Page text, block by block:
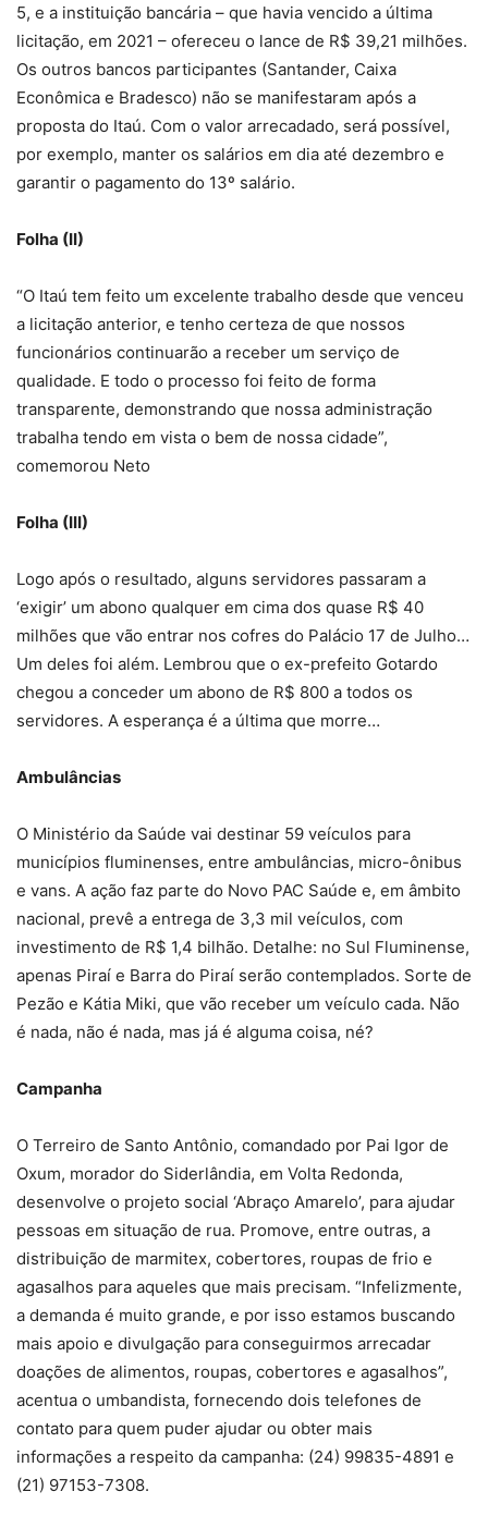
5, e a instituição bancária – que havia vencido a última
licitação, em 2021 – ofereceu o lance de R$ 39,21 milhões.
Os outros bancos participantes (Santander, Caixa
Econômica e Bradesco) não se manifestaram após a
proposta do Itaú. Com o valor arrecadado, será possível,
por exemplo, manter os salários em dia até dezembro e
garantir o pagamento do 13º salário.
Folha (II)
“O Itaú tem feito um excelente trabalho desde que venceu
a licitação anterior, e tenho certeza de que nossos
funcionários continuarão a receber um serviço de
qualidade. E todo o processo foi feito de forma
transparente, demonstrando que nossa administração
trabalha tendo em vista o bem de nossa cidade”,
comemorou Neto
Folha (III)
Logo após o resultado, alguns servidores passaram a
‘exigir’ um abono qualquer em cima dos quase R$ 40
milhões que vão entrar nos cofres do Palácio 17 de Julho…
Um deles foi além. Lembrou que o ex-prefeito Gotardo
chegou a conceder um abono de R$ 800 a todos os
servidores. A esperança é a última que morre…
Ambulâncias
O Ministério da Saúde vai destinar 59 veículos para
municípios fluminenses, entre ambulâncias, micro-ônibus
e vans. A ação faz parte do Novo PAC Saúde e, em âmbito
nacional, prevê a entrega de 3,3 mil veículos, com
investimento de R$ 1,4 bilhão. Detalhe: no Sul Fluminense,
apenas Piraí e Barra do Piraí serão contemplados. Sorte de
Pezão e Kátia Miki, que vão receber um veículo cada. Não
é nada, não é nada, mas já é alguma coisa, né?
Campanha
O Terreiro de Santo Antônio, comandado por Pai Igor de
Oxum, morador do Siderlândia, em Volta Redonda,
desenvolve o projeto social ‘Abraço Amarelo’, para ajudar
pessoas em situação de rua. Promove, entre outras, a
distribuição de marmitex, cobertores, roupas de frio e
agasalhos para aqueles que mais precisam. “Infelizmente,
a demanda é muito grande, e por isso estamos buscando
mais apoio e divulgação para conseguirmos arrecadar
doações de alimentos, roupas, cobertores e agasalhos”,
acentua o umbandista, fornecendo dois telefones de
contato para quem puder ajudar ou obter mais
informações a respeito da campanha: (24) 99835-4891 e
(21) 97153-7308.